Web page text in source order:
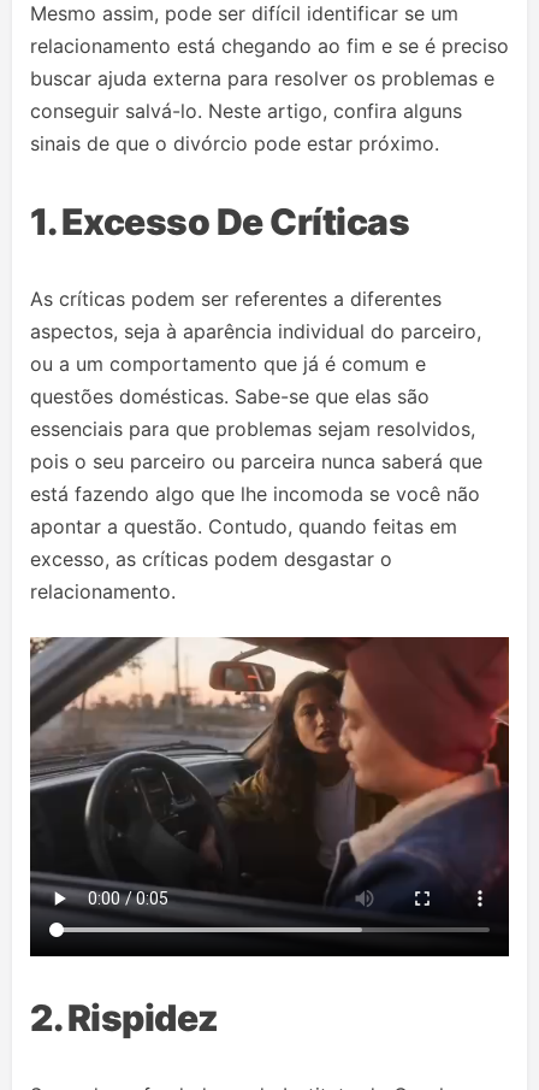
Mesmo assim, pode ser difícil identificar se um
relacionamento está chegando ao fim e se é preciso
buscar ajuda externa para resolver os problemas e
conseguir salvá-lo. Neste artigo, confira alguns
sinais de que o divórcio pode estar próximo.
1. Excesso De Críticas
As críticas podem ser referentes a diferentes
aspectos, seja à aparência individual do parceiro,
ou a um comportamento que já é comum e
questões domésticas. Sabe-se que elas são
essenciais para que problemas sejam resolvidos,
pois o seu parceiro ou parceira nunca saberá que
está fazendo algo que lhe incomoda se você não
apontar a questão. Contudo, quando feitas em
excesso, as críticas podem desgastar o
relacionamento.
2. Rispidez